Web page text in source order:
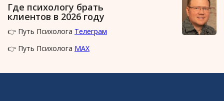
Где психологу брать
клиентов в 2026 году
👉 Путь Психолога Телеграм
👉 Путь Психолога MAX